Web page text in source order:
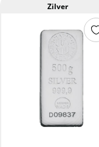
Zilver